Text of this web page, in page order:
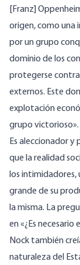
[Franz]
origen, como una
por un grupo
dominio de los
protegerse contra
externos. Este
explotación
grupo victorioso».
Es aleccionador
que la realidad
los
grande de su
la misma. La
en «¿Es necesario
Nock también
naturaleza del